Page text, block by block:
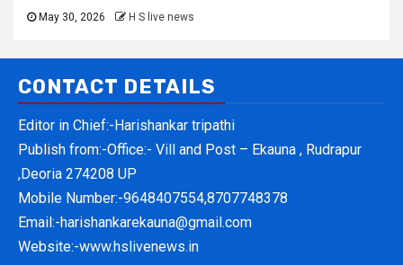
May 30, 2026 H S live news
CONTACT DETAILS
Editor in Chief:-Harishankar tripathi
Publish from:-Office:- Vill and Post – Ekauna , Rudrapur
,Deoria 274208 UP
Mobile Number:-9648407554,8707748378
Email:-harishankarekauna@gmail.com
Website:-www.hslivenews.in